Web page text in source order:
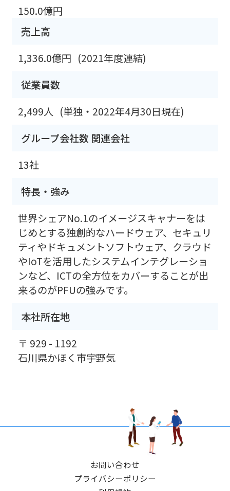
150.0億円
売上高
1,336.0億円 (2021年度連結)
従業員数
2,499人 (単独・2022年4月30日現在)
グループ会社数 関連会社
13社
特長・強み
世界シェアNo.1のイメージスキャナーをは
じめとする独創的なハードウェア、セキュリ
ティやドキュメントソフトウェア、クラウド
やIoTを活用したシステムインテグレーショ
ンなど、ICTの全方位をカバーすることが出
来るのがPFUの強みです。
本社所在地
〒 929 - 1192
石川県かほく市宇野気
お問い合わせ
プライバシーポリシー